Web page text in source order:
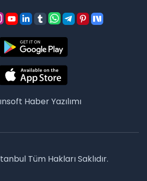
Haber Yazılımı
Tüm Hakları Saklıdır.